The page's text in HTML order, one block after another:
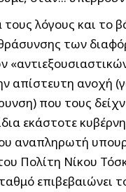
τους λόγους και το
των
απίστευτη ανοχή
που τους
εκάστοτε
αναπληρωτή
Πολίτη Νίκου
επιβεβαιώνει